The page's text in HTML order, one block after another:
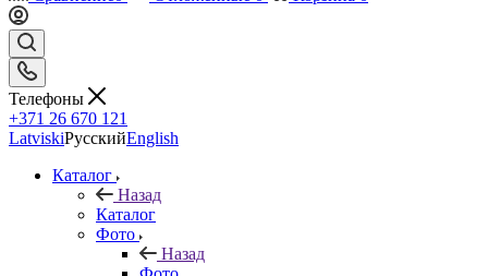
Телефоны
+371 26 670 121
LatviskiРусскийEnglish
Каталог
Назад
Каталог
Фото
Назад